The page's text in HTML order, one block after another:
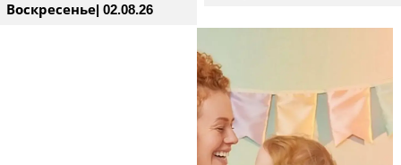
Воскресенье| 02.08.26